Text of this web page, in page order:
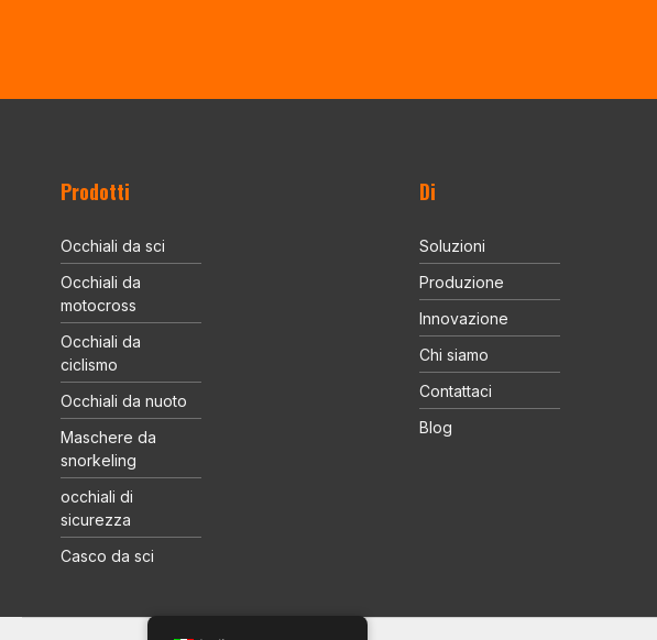
Prodotti
Occhiali da sci
Occhiali da
motocross
Occhiali da
ciclismo
Occhiali da nuoto
Maschere da
snorkeling
occhiali di
sicurezza
Casco da sci
Di
Soluzioni
Produzione
Innovazione
Chi siamo
Contattaci
Blog